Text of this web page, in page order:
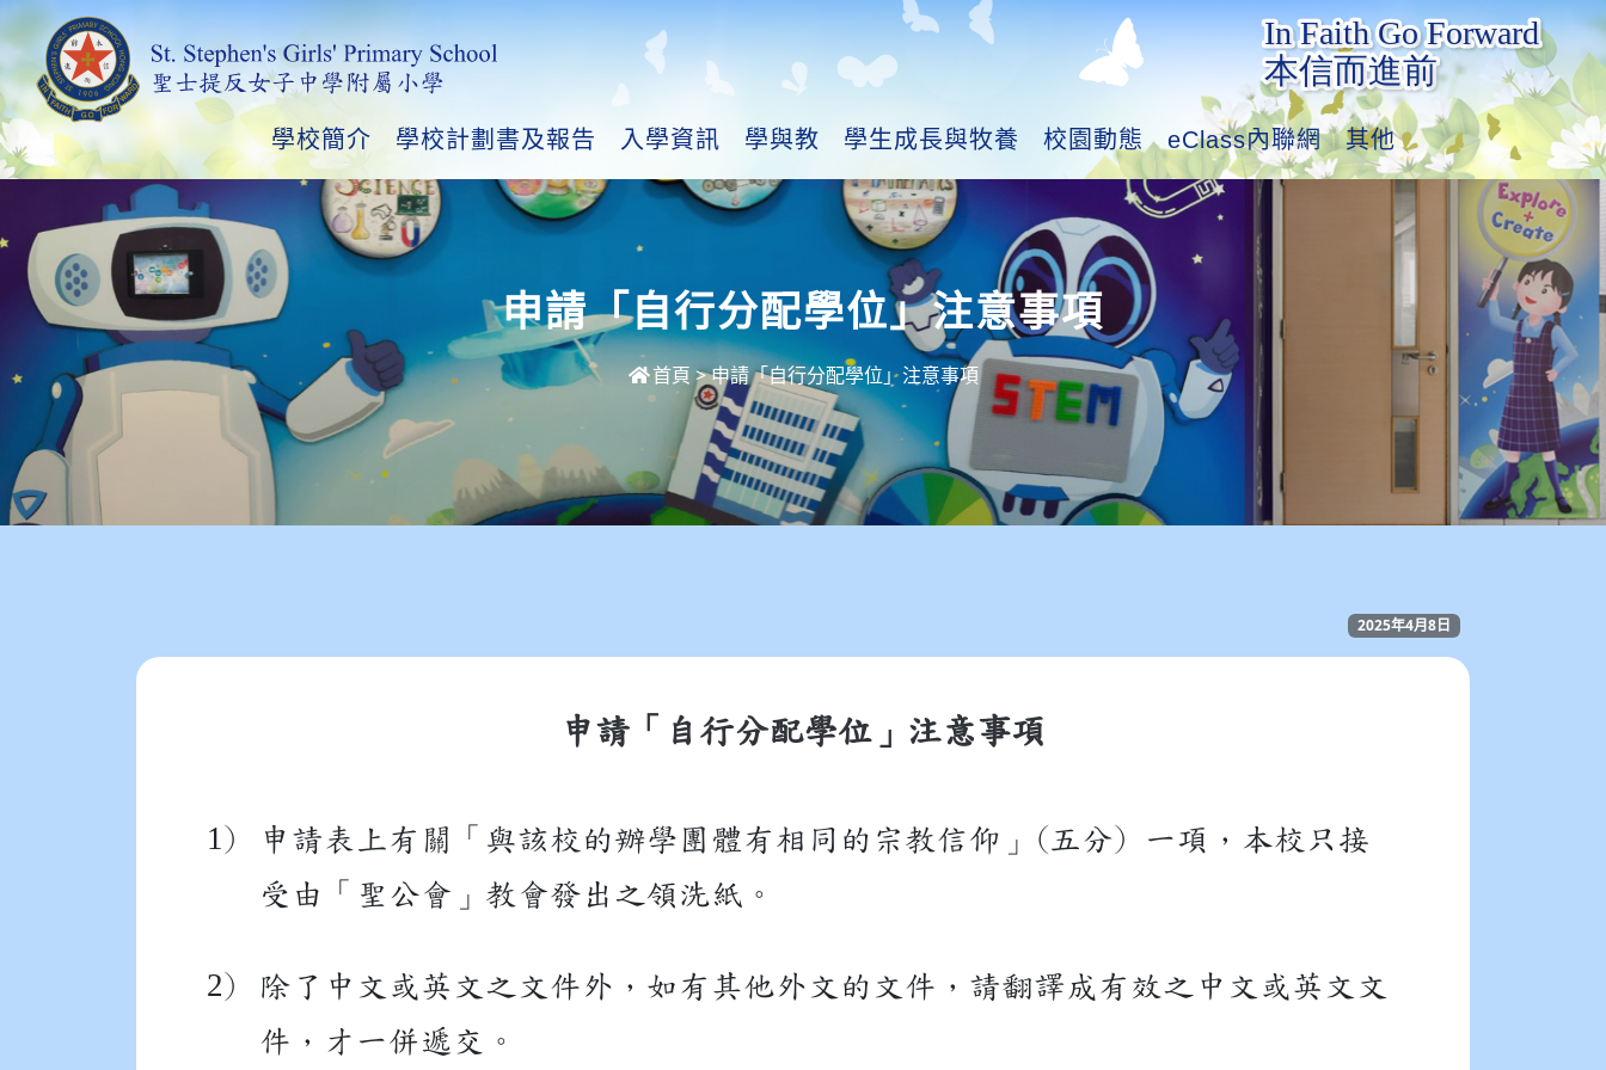
學校簡介 學校計劃書及報告 入學資訊 學與教 學生成長與牧養 校園動態 eClass內聯網 其他
申請「自行分配學位」注意事項
首頁 >申請「自行分配學位」注意事項
2025年4月8日
申請「自行分配學位」注意事項
1 )
申請表上有關「與該校的辦學團體有相同的宗教信仰」(五分) 一項，本校只接
受由「聖公會」教會發出之領洗紙。
2 )
除了中文或英文之文件外，如有其他外文的文件，請翻譯成有效之中文或英文文
件，才一併遞交。